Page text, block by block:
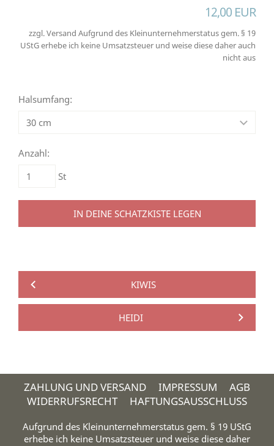
12,00 EUR
zzgl. Versand Aufgrund des Kleinunternehmerstatus gem. § 19
UStG erhebe ich keine Umsatzsteuer und weise diese daher auch
nicht aus
Halsumfang:
Anzahl:
St
IN DEINE SCHATZKISTE LEGEN
KIWIS
HEIDI
ZAHLUNG UND VERSAND IMPRESSUM
AGB
WIDERRUFSRECHT
HAFTUNGSAUSSCHLUSS
Aufgrund des Kleinunternehmerstatus gem. § 19 UStG
erhebe ich keine Umsatzsteuer und weise diese daher